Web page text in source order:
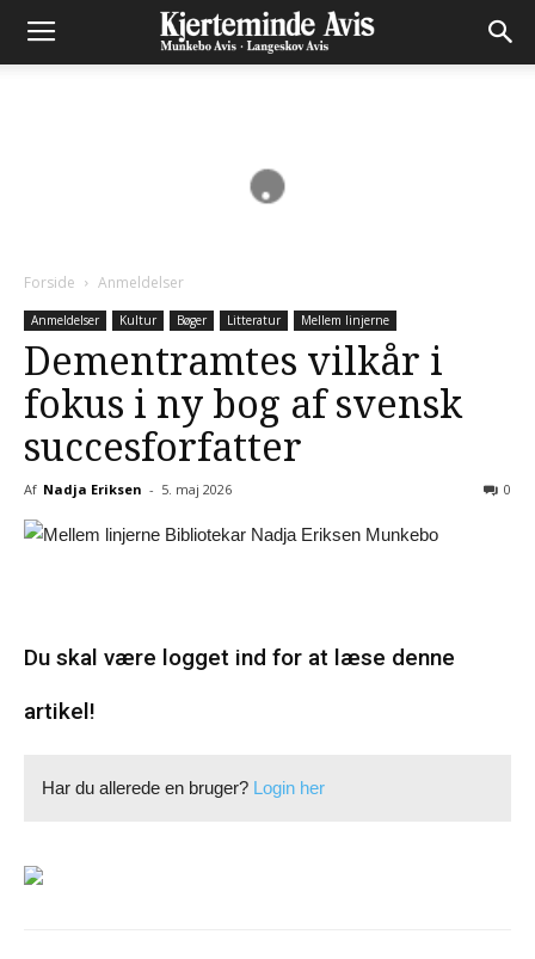
Forside Anmeldelser
Anmeldelser Kultur Bøger Litteratur Mellem linjerne
Dementramtes vilkår i
fokus i ny bog af svensk
succesforfatter
Af Nadja Eriksen - 5. maj 2026 0
Du skal være logget ind for at læse denne
artikel!
Har du allerede en bruger? Login her